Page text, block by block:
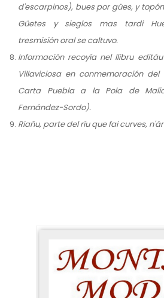
d'escarpinos), bues por gües, y
Güetes y sieglos mas tardi
tresmisión oral se caltuvo.
Información recoyía nel llibru
Villaviciosa en conmemoración
Carta Puebla a la Pola de
Fernández-Sordo).
Riañu, parte del ríu que fai curves,